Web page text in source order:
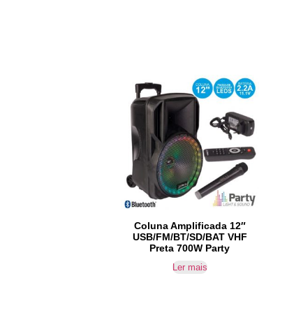
Coluna Amplificada 12″
USB/FM/BT/SD/BAT VHF
Preta 700W Party
Ler mais